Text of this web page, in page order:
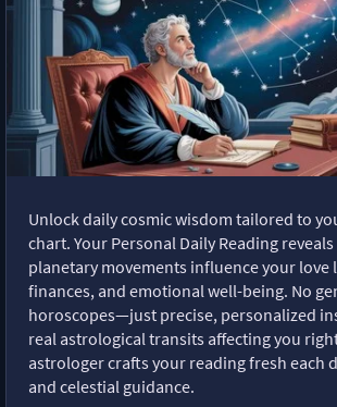
Unlock daily cosmic wisdom tailored to
chart. Your Personal Daily Reading
planetary movements influence your love
finances, and emotional well-being. No
horoscopes—just precise, personalized
real astrological transits affecting you
astrologer crafts your reading fresh each
and celestial guidance.